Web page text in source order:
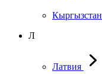
Кыргызстан
Л
Латвия